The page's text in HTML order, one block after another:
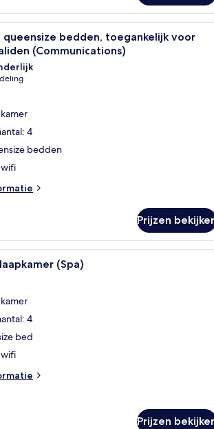
Een keurig opgemaakt
queensize bedden, toegankelijk voor
(Communications)
4
bedden
Prijzen
Een keurig opgemaakt
(Spa)
4
bed
Prijzen